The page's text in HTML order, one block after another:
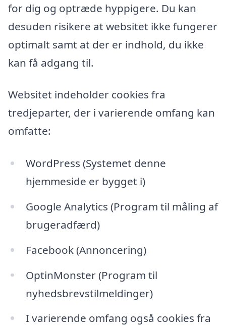
for dig og optræde hyppigere. Du kan
desuden risikere at websitet ikke fungerer
optimalt samt at der er indhold, du ikke
kan få adgang til.
Websitet indeholder cookies fra
tredjeparter, der i varierende omfang kan
omfatte:
WordPress (Systemet denne
hjemmeside er bygget i)
Google Analytics (Program til måling af
brugeradfærd)
Facebook (Annoncering)
OptinMonster (Program til
nyhedsbrevstilmeldinger)
I varierende omfang også cookies fra